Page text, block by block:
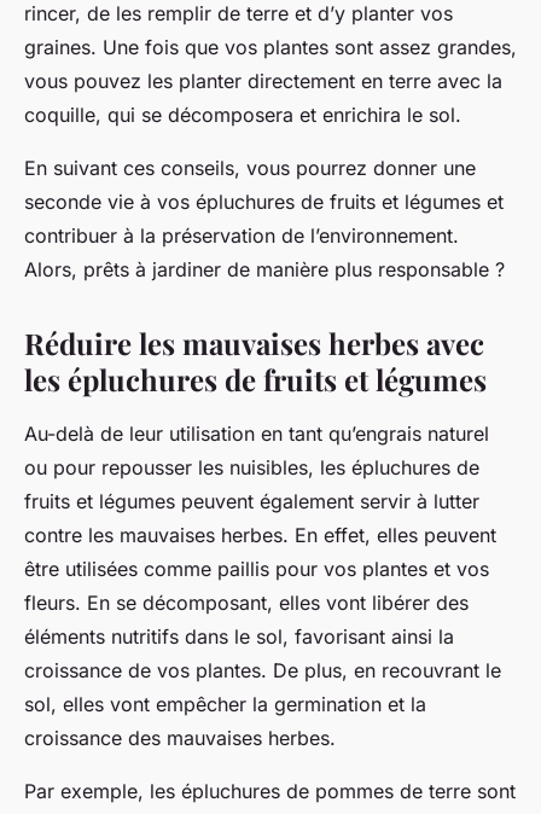
rincer, de les remplir de terre et d’y planter vos
graines. Une fois que vos plantes sont assez grandes,
vous pouvez les planter directement en terre avec la
coquille, qui se décomposera et enrichira le sol.
En suivant ces conseils, vous pourrez donner une
seconde vie à vos épluchures de fruits et légumes et
contribuer à la préservation de l’environnement.
Alors, prêts à jardiner de manière plus responsable ?
Réduire les mauvaises herbes avec
les épluchures de fruits et légumes
Au-delà de leur utilisation en tant qu’engrais naturel
ou pour repousser les nuisibles, les épluchures de
fruits et légumes peuvent également servir à lutter
contre les mauvaises herbes. En effet, elles peuvent
être utilisées comme paillis pour vos plantes et vos
fleurs. En se décomposant, elles vont libérer des
éléments nutritifs dans le sol, favorisant ainsi la
croissance de vos plantes. De plus, en recouvrant le
sol, elles vont empêcher la germination et la
croissance des mauvaises herbes.
Par exemple, les épluchures de pommes de terre sont